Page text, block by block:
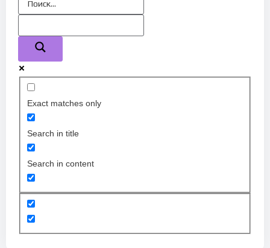
Exact matches only
Search in title
Search in content